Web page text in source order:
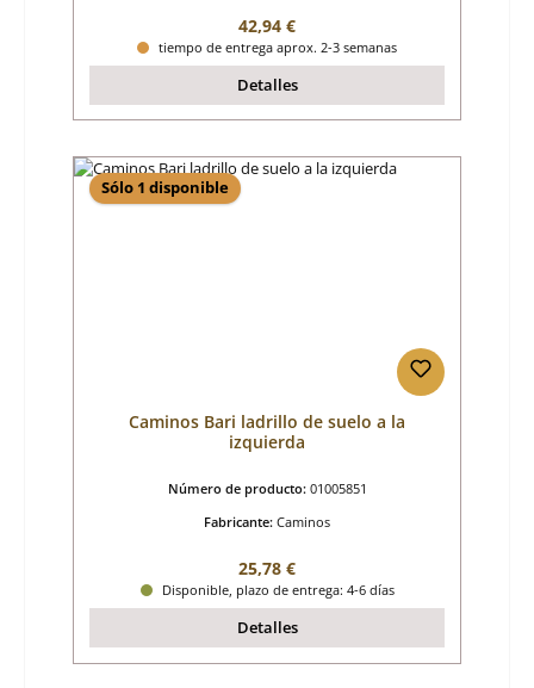
Precio normal:
42,94 €
tiempo de entrega aprox. 2-3 semanas
Detalles
Sólo 1 disponible
Caminos Bari ladrillo de suelo a la
izquierda
Número de producto: 01005851
Fabricante: Caminos
Precio normal:
25,78 €
Disponible, plazo de entrega: 4-6 días
Detalles